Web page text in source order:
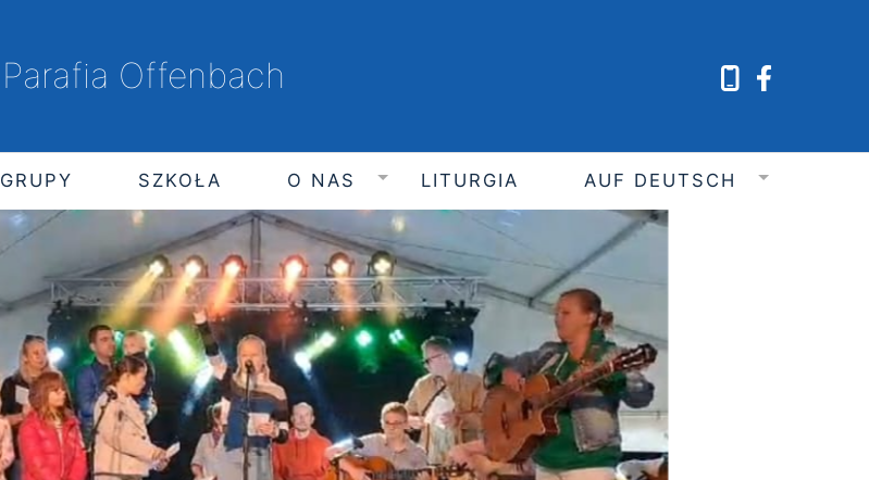
Parafia Offenbach
GRUPY SZKOŁA O NAS LITURGIA AUF DEUTSCH